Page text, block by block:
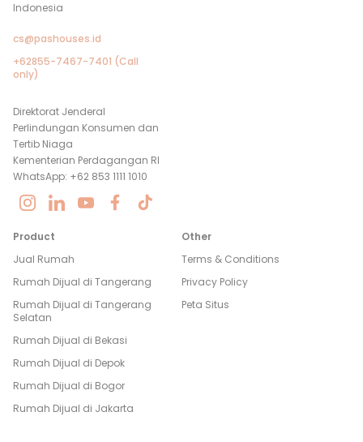
Indonesia
cs@pashouses.id
+62855-7467-7401 (Call
only)
Direktorat Jenderal
Perlindungan Konsumen dan
Tertib Niaga
Kementerian Perdagangan RI
WhatsApp: +62 853 1111 1010
Product
Jual Rumah
Rumah Dijual di Tangerang
Rumah Dijual di Tangerang
Selatan
Rumah Dijual di Bekasi
Rumah Dijual di Depok
Rumah Dijual di Bogor
Rumah Dijual di Jakarta
Other
Terms & Conditions
Privacy Policy
Peta Situs